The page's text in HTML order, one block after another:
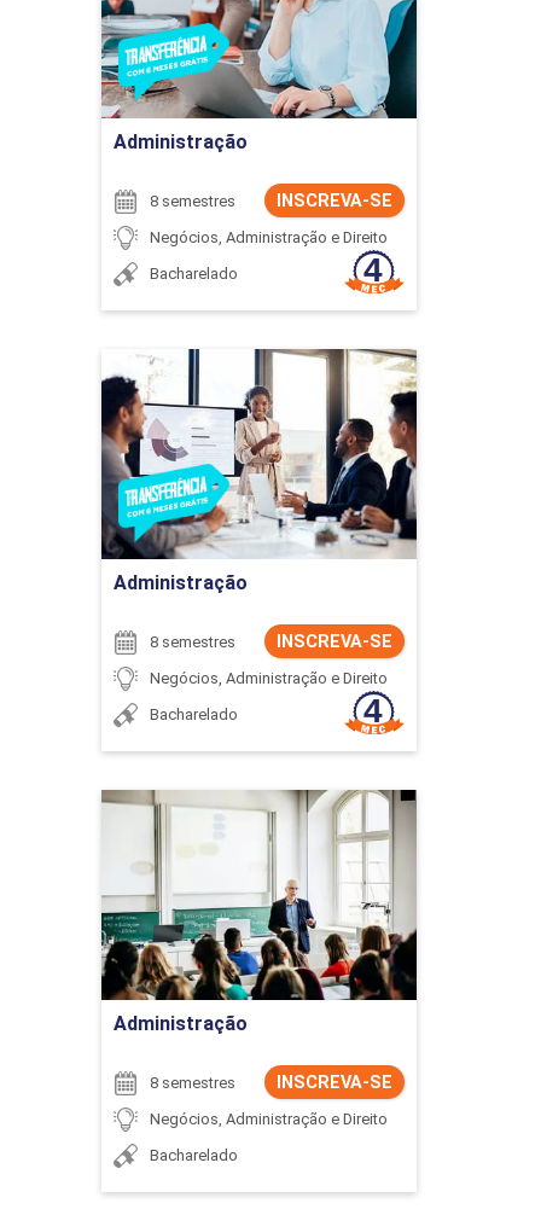
Administração
INSCREVA-SE
8 semestres
Negócios, Administração e Direito
Bacharelado
Ir para Inscrição
Administração
INSCREVA-SE
8 semestres
Negócios, Administração e Direito
Bacharelado
Administração
Detalhes do curso
Ir para Inscrição
Administração
INSCREVA-SE
8 semestres
Negócios, Administração e Direito
Bacharelado
Administração
Detalhes do curso
Ir para Inscrição